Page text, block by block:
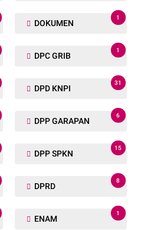
DOKUMEN
1
DPC GRIB
1
DPD KNPI
31
DPP GARAPAN
6
DPP SPKN
15
DPRD
8
ENAM
1